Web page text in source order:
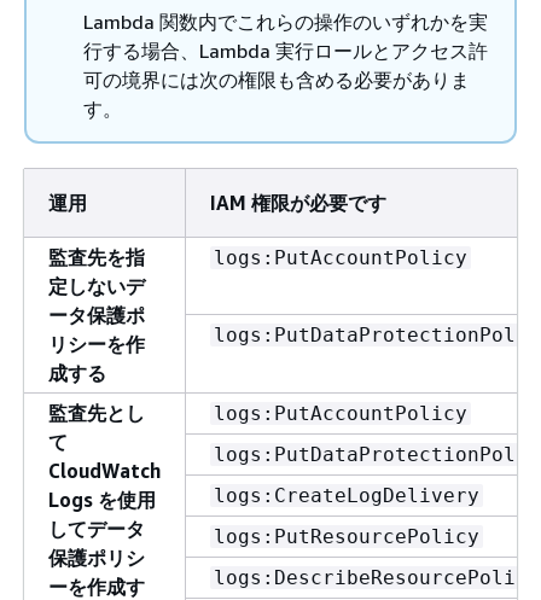
Lambda 関数内でこれらの操作のいずれかを実
行する場合、Lambda 実行ロールとアクセス許
可の境界には次の権限も含める必要がありま
す。
運用 IAM 権限が必要です
監査先を指
定しないデ
ータ保護ポ
リシーを作
成する
logs:PutAccountPolicy
監査先とし
て
CloudWatch
Logs を使用
してデータ
保護ポリシ
ーを作成す
logs:PutAccountPolicy
logs:CreateLogDelivery
logs:PutResourcePolicy